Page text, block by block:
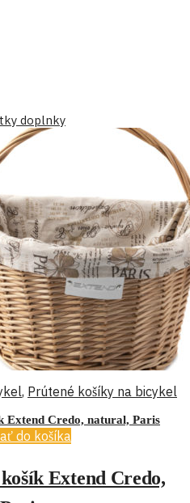
doplnky
, Prútené košíky na bicykel
Extend Credo, natural, Paris
do košíka
Extend Credo,